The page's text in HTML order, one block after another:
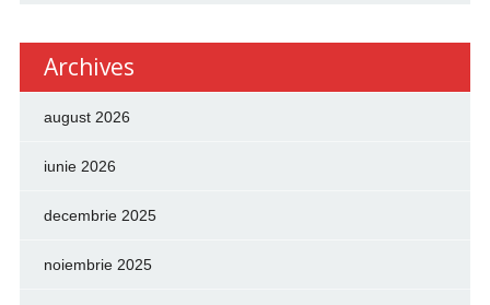
Archives
august 2026
iunie 2026
decembrie 2025
noiembrie 2025